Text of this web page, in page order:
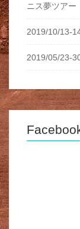
ニス夢ツアー
2019/10/13-
2019/05/23-